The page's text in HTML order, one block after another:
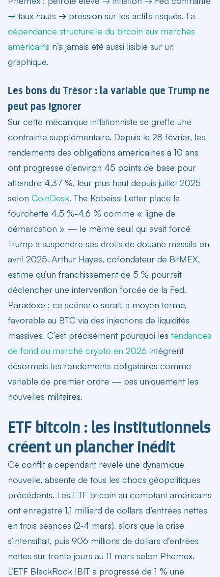
→ taux hauts → pression sur les actifs risqués. La
dépendance structurelle du bitcoin aux marchés
américains n’a jamais été aussi lisible sur un
graphique.
Les bons du Trésor : la variable que Trump ne
peut pas ignorer
Sur cette mécanique inflationniste se greffe une
contrainte supplémentaire. Depuis le 28 février, les
rendements des obligations américaines à 10 ans
ont progressé d’environ 45 points de base pour
atteindre 4,37 %, leur plus haut depuis juillet 2025
selon CoinDesk. The Kobeissi Letter place la
fourchette 4,5 %-4,6 % comme « ligne de
démarcation » — le même seuil qui avait forcé
Trump à suspendre ses droits de douane massifs en
avril 2025. Arthur Hayes, cofondateur de BitMEX,
estime qu’un franchissement de 5 % pourrait
déclencher une intervention forcée de la Fed.
Paradoxe : ce scénario serait, à moyen terme,
favorable au BTC via des injections de liquidités
massives. C’est précisément pourquoi les tendances
de fond du marché crypto en 2026 intègrent
désormais les rendements obligataires comme
variable de premier ordre — pas uniquement les
nouvelles militaires.
ETF bitcoin : les institutionnels
créent un plancher inédit
Ce conflit a cependant révélé une dynamique
nouvelle, absente de tous les chocs géopolitiques
précédents. Les ETF bitcoin au comptant américains
ont enregistré 1,1 milliard de dollars d’entrées nettes
en trois séances (2-4 mars), alors que la crise
s’intensifiait, puis 906 millions de dollars d’entrées
nettes sur trente jours au 11 mars selon Phemex.
L’ETF BlackRock IBIT a progressé de 1 % une